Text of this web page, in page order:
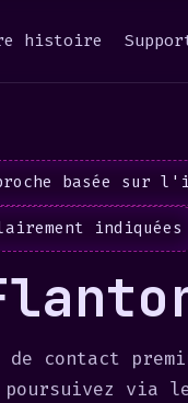
histoire
basée sur
indiquées
contact
via